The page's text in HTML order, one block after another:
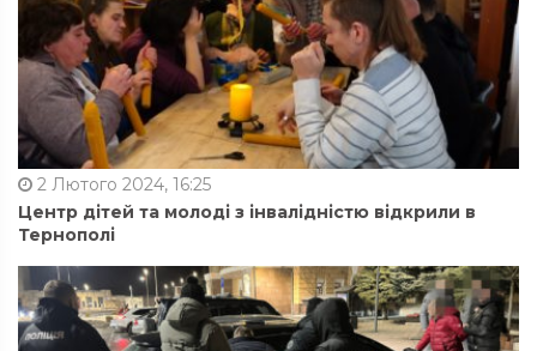
2 Лютого 2024, 16:25
Центр дітей та молоді з інвалідністю відкрили в
Тернополі